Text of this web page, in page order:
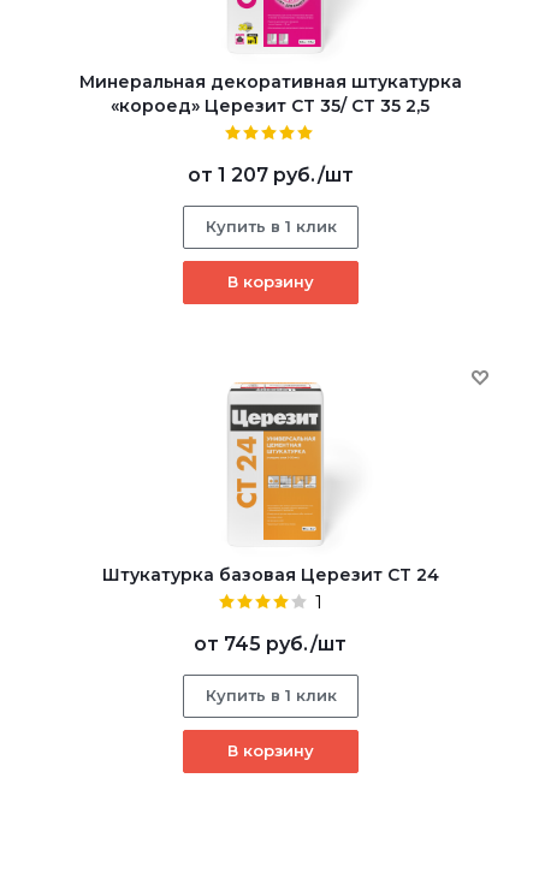
Минеральная декоративная штукатурка
«короед» Церезит CT 35/ CT 35 2,5
от 1 207 руб./шт
Купить в 1 клик
В корзину
Штукатурка базовая Церезит CT 24
1
от 745 руб./шт
Купить в 1 клик
В корзину